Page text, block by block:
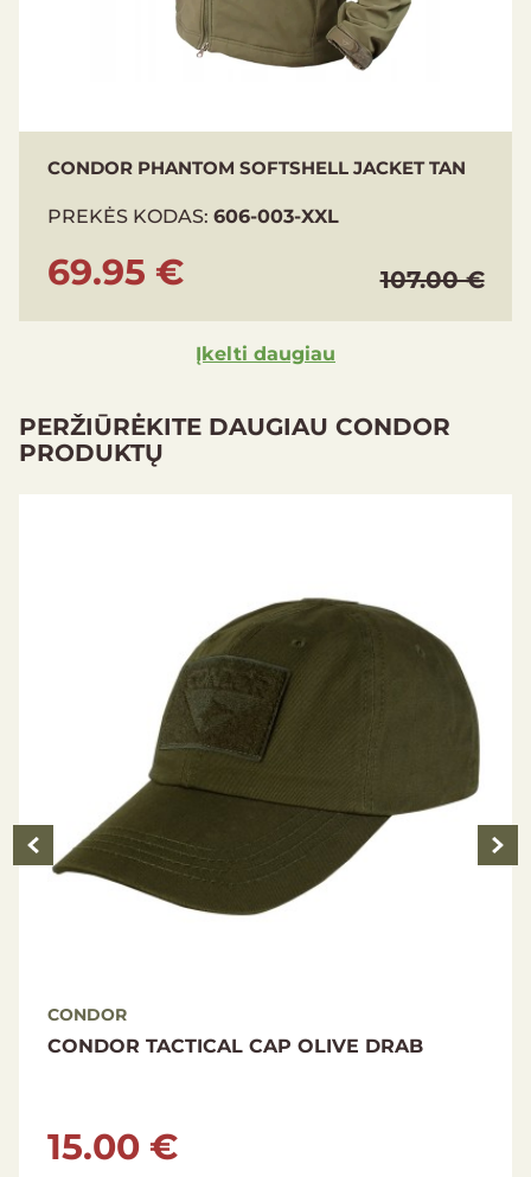
CONDOR PHANTOM SOFTSHELL JACKET TAN
PREKĖS KODAS: 606-003-XXL
69.95 € 107.00 €
Įkelti daugiau
PERŽIŪRĖKITE DAUGIAU CONDOR
PRODUKTŲ
CONDOR
CONDOR TACTICAL CAP OLIVE DRAB
15.00 €